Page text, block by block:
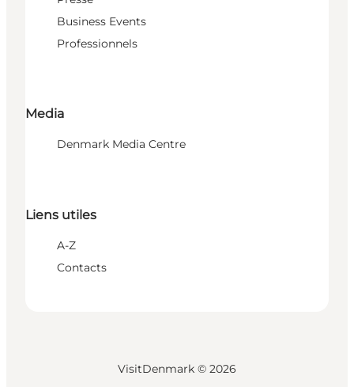
Business Events
Professionnels
Media
Denmark Media Centre
Liens utiles
A-Z
Contacts
VisitDenmark © 2026